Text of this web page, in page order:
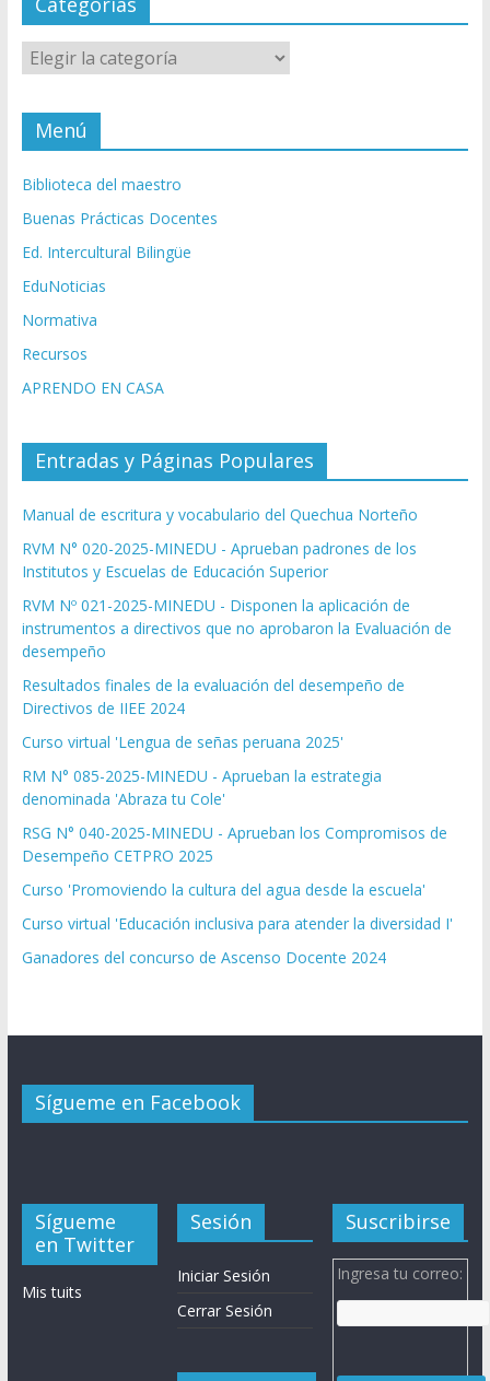
Categorías
Menú
Biblioteca del maestro
Buenas Prácticas Docentes
Ed. Intercultural Bilingüe
EduNoticias
Normativa
Recursos
APRENDO EN CASA
Entradas y Páginas Populares
Manual de escritura y vocabulario del Quechua Norteño
RVM N° 020-2025-MINEDU - Aprueban padrones de los
Institutos y Escuelas de Educación Superior
RVM Nº 021-2025-MINEDU - Disponen la aplicación de
instrumentos a directivos que no aprobaron la Evaluación de
desempeño
Resultados finales de la evaluación del desempeño de
Directivos de IIEE 2024
Curso virtual 'Lengua de señas peruana 2025'
RM N° 085-2025-MINEDU - Aprueban la estrategia
denominada 'Abraza tu Cole'
RSG N° 040-2025-MINEDU - Aprueban los Compromisos de
Desempeño CETPRO 2025
Curso 'Promoviendo la cultura del agua desde la escuela'
Curso virtual 'Educación inclusiva para atender la diversidad I'
Ganadores del concurso de Ascenso Docente 2024
Sígueme en Facebook
Sígueme
en Twitter
Mis tuits
Sesión
Iniciar Sesión
Cerrar Sesión
Suscribirse
Ingresa tu correo: